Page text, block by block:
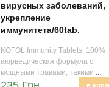
вирусных заболеваний,
укрепление
иммунитета/60tab.
KOFOL Immunity Tablets, 100%
аюрведическая формула с
мощными травами, такими ...
в